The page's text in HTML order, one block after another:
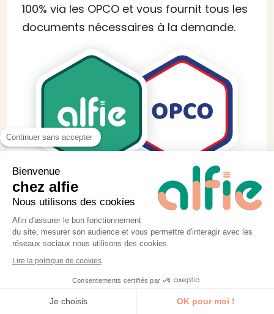
100% via les OPCO et vous fournit tous les
documents nécessaires à la demande.
Continuer sans accepter
Bienvenue
chez alfie
Nous utilisons des cookies
Afin d'assurer le bon fonctionnement
du site, mesurer son audience et vous permettre d'interagir avec les
réseaux sociaux nous utilisons des cookies
Lire la politique de cookies
Consentements certifiés par
Je choisis OK pour moi !